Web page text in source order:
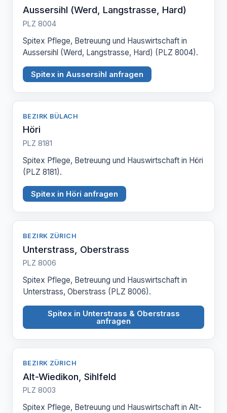
Aussersihl (Werd, Langstrasse, Hard)
PLZ 8004
Spitex Pflege, Betreuung und Hauswirtschaft in
Aussersihl (Werd, Langstrasse, Hard) (PLZ 8004).
Spitex in Aussersihl anfragen
BEZIRK BÜLACH
Höri
PLZ 8181
Spitex Pflege, Betreuung und Hauswirtschaft in Höri
(PLZ 8181).
Spitex in Höri anfragen
BEZIRK ZÜRICH
Unterstrass, Oberstrass
PLZ 8006
Spitex Pflege, Betreuung und Hauswirtschaft in
Unterstrass, Oberstrass (PLZ 8006).
Spitex in Unterstrass & Oberstrass
anfragen
BEZIRK ZÜRICH
Alt-Wiedikon, Sihlfeld
PLZ 8003
Spitex Pflege, Betreuung und Hauswirtschaft in Alt-